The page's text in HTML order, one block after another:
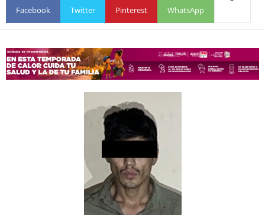
Facebook Twitter Pinterest WhatsApp